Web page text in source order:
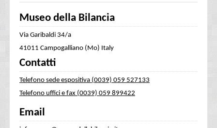
Museo della Bilancia
Via Garibaldi 34/a
41011 Campogalliano (Mo) Italy
Contatti
Telefono sede espositiva (0039) 059 527133
Telefono uffici e fax (0039) 059 899422
Email